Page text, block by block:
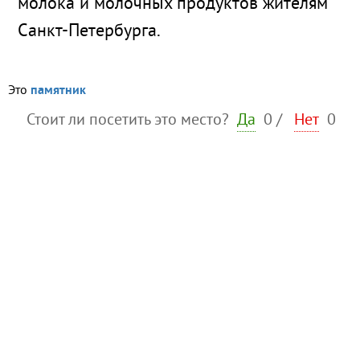
Санкт-Петербурга.
Это памятник
Стоит ли посетить это место? Да 0 / Нет 0